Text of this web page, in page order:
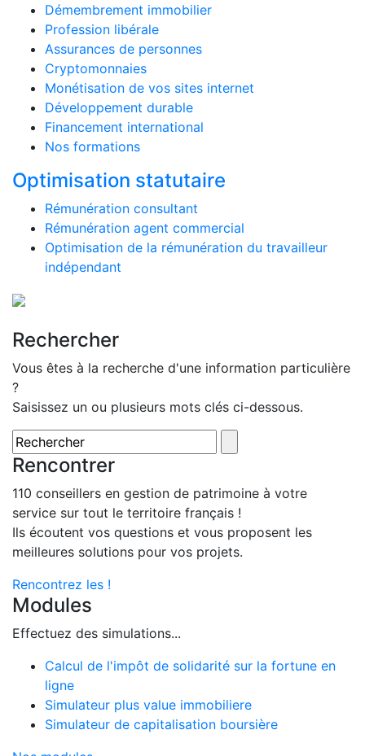
Démembrement immobilier
Profession libérale
Assurances de personnes
Cryptomonnaies
Monétisation de vos sites internet
Développement durable
Financement international
Nos formations
Optimisation statutaire
Rémunération consultant
Rémunération agent commercial
Optimisation de la rémunération du travailleur
indépendant
Rechercher
Vous êtes à la recherche d'une information particulière
?
Saisissez un ou plusieurs mots clés ci-dessous.
Rencontrer
110 conseillers en gestion de patrimoine à votre
service sur tout le territoire français !
Ils écoutent vos questions et vous proposent les
meilleures solutions pour vos projets.
Rencontrez les !
Modules
Effectuez des simulations...
Calcul de l'impôt de solidarité sur la fortune en
ligne
Simulateur plus value immobiliere
Simulateur de capitalisation boursière